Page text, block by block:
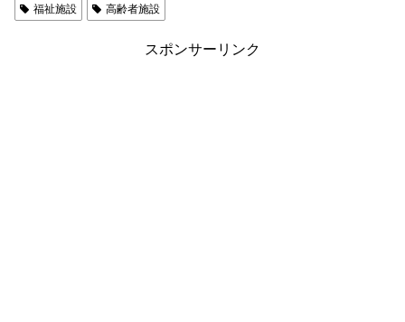
福祉施設
高齢者施設
スポンサーリンク